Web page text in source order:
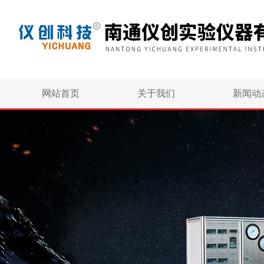
网站首页 关于我们 新闻动